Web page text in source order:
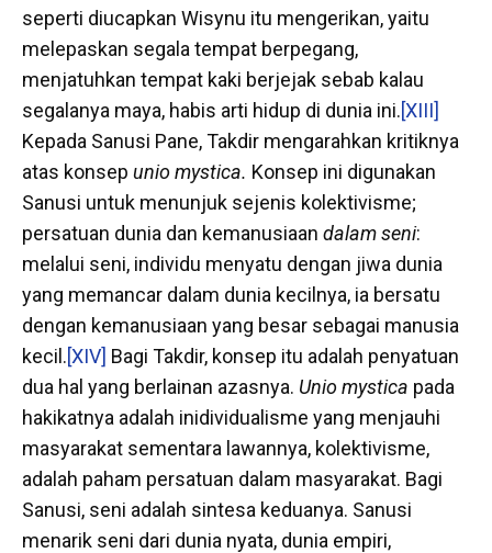
seperti diucapkan Wisynu itu mengerikan, yaitu
melepaskan segala tempat berpegang,
menjatuhkan tempat kaki berjejak sebab kalau
segalanya maya, habis arti hidup di dunia ini.[XIII]
Kepada Sanusi Pane, Takdir mengarahkan kritiknya
atas konsep unio mystica. Konsep ini digunakan
Sanusi untuk menunjuk sejenis kolektivisme;
persatuan dunia dan kemanusiaan dalam seni:
melalui seni, individu menyatu dengan jiwa dunia
yang memancar dalam dunia kecilnya, ia bersatu
dengan kemanusiaan yang besar sebagai manusia
kecil.[XIV] Bagi Takdir, konsep itu adalah penyatuan
dua hal yang berlainan azasnya. Unio mystica pada
hakikatnya adalah inidividualisme yang menjauhi
masyarakat sementara lawannya, kolektivisme,
adalah paham persatuan dalam masyarakat. Bagi
Sanusi, seni adalah sintesa keduanya. Sanusi
menarik seni dari dunia nyata, dunia empiri,